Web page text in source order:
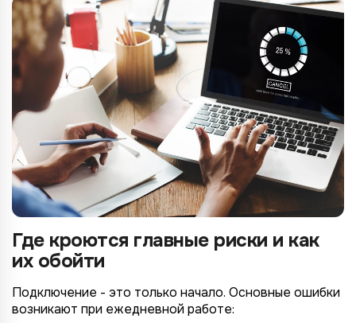
Где кроются главные риски и как
их обойти
Подключение - это только начало. Основные ошибки
возникают при ежедневной работе: